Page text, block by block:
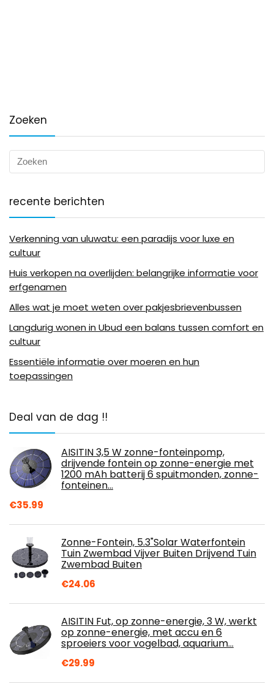
Zoeken
recente berichten
Verkenning van uluwatu: een paradijs voor luxe en
cultuur
Huis verkopen na overlijden: belangrijke informatie voor
erfgenamen
Alles wat je moet weten over pakjesbrievenbussen
Langdurig wonen in Ubud een balans tussen comfort en
cultuur
Essentiële informatie over moeren en hun
toepassingen
Deal van de dag !!
AISITIN 3,5 W zonne-fonteinpomp,
drijvende fontein op zonne-energie met
1200 mAh batterij 6 spuitmonden, zonne-
fonteinen…
€35.99
Zonne-Fontein, 5.3"Solar Waterfontein
Tuin Zwembad Vijver Buiten Drijvend Tuin
Zwembad Buiten
€24.06
AISITIN Fut, op zonne-energie, 3 W, werkt
op zonne-energie, met accu en 6
sproeiers voor vogelbad, aquarium…
€29.99